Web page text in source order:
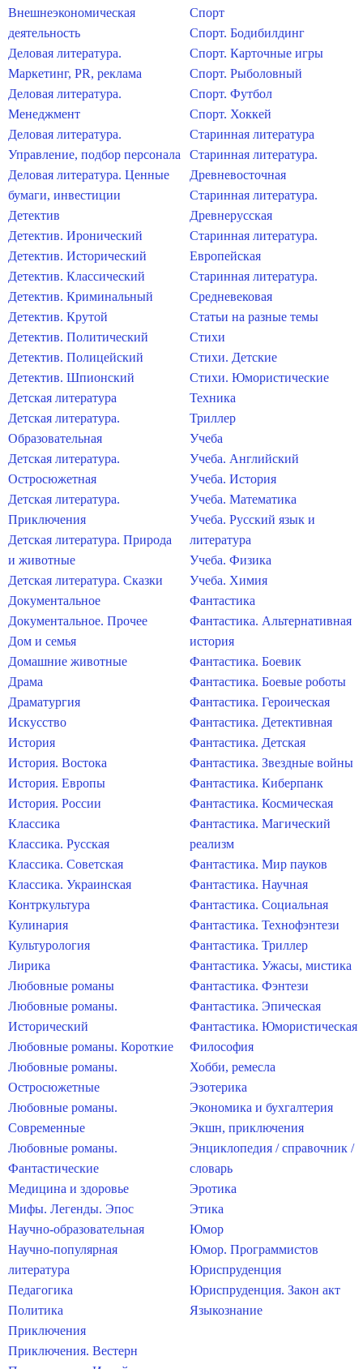
Внешнеэкономическая
деятельность
Деловая литература.
Маркетинг, PR, реклама
Деловая литература.
Менеджмент
Деловая литература.
Управление, подбор персонала
Деловая литература. Ценные
бумаги, инвестиции
Детектив
Детектив. Иронический
Детектив. Исторический
Детектив. Классический
Детектив. Криминальный
Детектив. Крутой
Детектив. Политический
Детектив. Полицейский
Детектив. Шпионский
Детская литература
Детская литература.
Образовательная
Детская литература.
Остросюжетная
Детская литература.
Приключения
Детская литература. Природа
и животные
Детская литература. Сказки
Документальное
Документальное. Прочее
Дом и семья
Домашние животные
Драма
Драматургия
Искусство
История
История. Востока
История. Европы
История. России
Классика
Классика. Русская
Классика. Советская
Классика. Украинская
Контркультура
Кулинария
Культурология
Лирика
Любовные романы
Любовные романы.
Исторический
Любовные романы. Короткие
Любовные романы.
Остросюжетные
Любовные романы.
Современные
Любовные романы.
Фантастические
Медицина и здоровье
Мифы. Легенды. Эпос
Научно-образовательная
Научно-популярная
литература
Педагогика
Политика
Приключения
Приключения. Вестерн
Спорт
Спорт. Бодибилдинг
Спорт. Карточные игры
Спорт. Рыболовный
Спорт. Футбол
Спорт. Хоккей
Старинная литература
Старинная литература.
Древневосточная
Старинная литература.
Древнерусская
Старинная литература.
Европейская
Старинная литература.
Средневековая
Статьи на разные темы
Стихи
Стихи. Детские
Стихи. Юмористические
Техника
Триллер
Учеба
Учеба. Английский
Учеба. История
Учеба. Математика
Учеба. Русский язык и
литература
Учеба. Физика
Учеба. Химия
Фантастика
Фантастика. Альтернативная
история
Фантастика. Боевик
Фантастика. Боевые роботы
Фантастика. Героическая
Фантастика. Детективная
Фантастика. Детская
Фантастика. Звездные войны
Фантастика. Киберпанк
Фантастика. Космическая
Фантастика. Магический
реализм
Фантастика. Мир пауков
Фантастика. Научная
Фантастика. Социальная
Фантастика. Технофэнтези
Фантастика. Триллер
Фантастика. Ужасы, мистика
Фантастика. Фэнтези
Фантастика. Эпическая
Фантастика. Юмористическая
Философия
Хобби, ремесла
Эзотерика
Экономика и бухгалтерия
Экшн, приключения
Энциклопедия / справочник /
словарь
Эротика
Этика
Юмор
Юмор. Программистов
Юриспруденция
Юриспруденция. Закон акт
Языкознание